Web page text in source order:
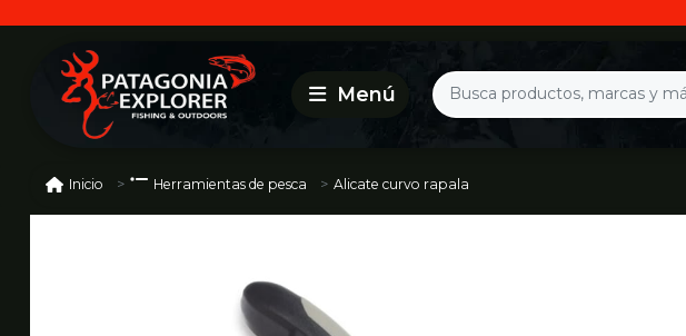
Inicio Herramientas de pesca Alicate curvo rapala